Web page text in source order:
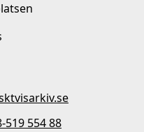
519 554 88